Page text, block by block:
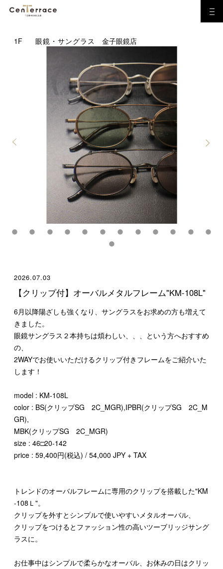
1F 眼鏡・サングラス 金子眼鏡店
2026.07.03
【クリップ付】オーバルメタルフレーム"KM-108L"
6月以降陽ざしも強くなり、サングラスをお求めの方も増えて
きました。
眼鏡サングラス２本持ちは煩わしい、、、という方へおすすめ
の、
2WAYでお使いいただけるクリップ付きフレームをご紹介いた
します！
model : KM-108L
color : BS(クリップSG 2C_MGR),IPBR(クリップSG 2C_M
GR),
MBK(クリップSG 2C_MGR)
size : 46□20-142
price : 59,400円(税込) / 54,000 JPY + TAX
トレンドのオーバルフレームに専用のクリップを搭載した"KM
-108Ｌ"。
クリップを外すとシンプルで使いやすいメタルオーバル、
クリップをつけるとファッション性の高いツーブリッジサング
ラスに。
お仕事中はシンプルで柔らかなオーバル、お休みの日はクリッ